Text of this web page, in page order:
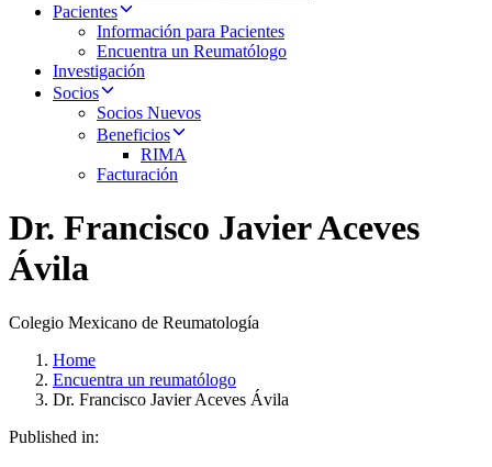
Pacientes
Información para Pacientes
Encuentra un Reumatólogo
Investigación
Socios
Socios Nuevos
Beneficios
RIMA
Facturación
Dr. Francisco Javier Aceves
Ávila
Colegio Mexicano de Reumatología
Home
Encuentra un reumatólogo
Dr. Francisco Javier Aceves Ávila
Published in: